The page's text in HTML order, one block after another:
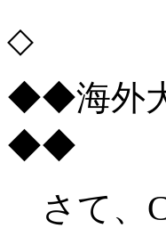
◇
◆◆海外
◆◆
さて、